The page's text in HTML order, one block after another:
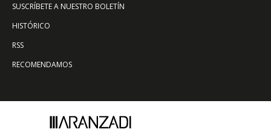
SUSCRÍBETE A NUESTRO BOLETÍN
HISTÓRICO
RSS
RECOMENDAMOS